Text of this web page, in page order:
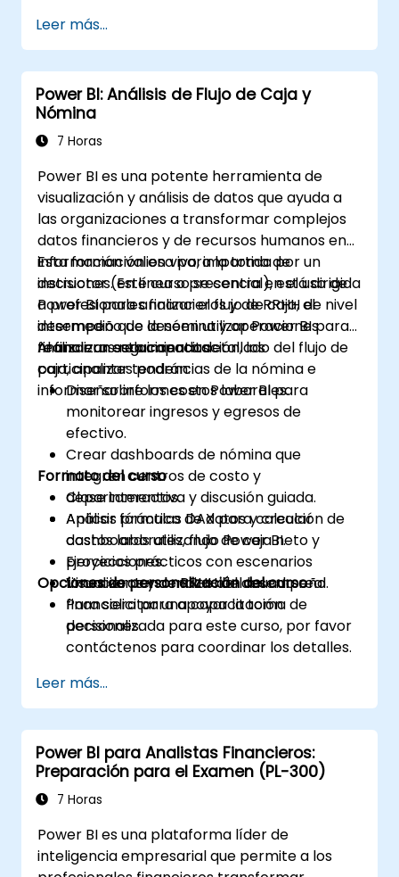
Leer más...
Power BI: Análisis de Flujo de Caja y
Nómina
7 Horas
Power BI es una potente herramienta de
visualización y análisis de datos que ayuda a
las organizaciones a transformar complejos
datos financieros y de recursos humanos en
información valiosa para la toma de
decisiones. Este curso se centra en el uso de
Power BI para analizar el flujo de caja, el
desempeño de la nómina y operaciones
financieras relacionadas.
Esta formación en vivo, impartida por un
instructor (en línea o presencial), está dirigida
a profesionales financieros y de RRHH de nivel
intermedio que deseen utilizar Power BI para
realizar un seguimiento detallado del flujo de
caja, analizar tendencias de la nómina e
informar sobre los costos laborales.
Al finalizar esta capacitación, los
participantes podrán:
Diseñar informes en Power BI para
monitorear ingresos y egresos de
efectivo.
Crear dashboards de nómina que
integren centros de costo y
departamentos.
Aplicar fórmulas DAX para calcular
costos laborales, flujo de caja neto y
proyecciones.
Visualizar tendencias del desempeño
financiero para apoyar la toma de
decisiones.
Formato del curso
Clase interactiva y discusión guiada.
Análisis práctico de datos y creación de
dashboards utilizando Power BI.
Ejercicios prácticos con escenarios
financieros y de RRHH del mundo real.
Opciones de personalización del curso
Para solicitar una capacitación
personalizada para este curso, por favor
contáctenos para coordinar los detalles.
Leer más...
Power BI para Analistas Financieros:
Preparación para el Examen (PL-300)
7 Horas
Power BI es una plataforma líder de
inteligencia empresarial que permite a los